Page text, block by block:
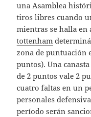
una Asamblea
tiros libres cuando
mientras se halla
tottenham
zona de puntuación
puntos). Una
de 2 puntos vale 2
cuatro faltas en un
personales
período serán